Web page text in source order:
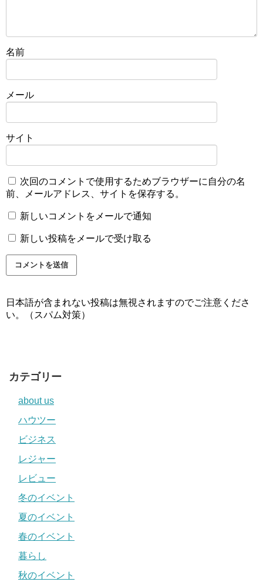
名前
メール
サイト
次回のコメントで使用するためブラウザーに自分の名
前、メールアドレス、サイトを保存する。
新しいコメントをメールで通知
新しい投稿をメールで受け取る
日本語が含まれない投稿は無視されますのでご注意くださ
い。（スパム対策）
カテゴリー
about us
ハウツー
ビジネス
レジャー
レビュー
冬のイベント
夏のイベント
春のイベント
暮らし
秋のイベント